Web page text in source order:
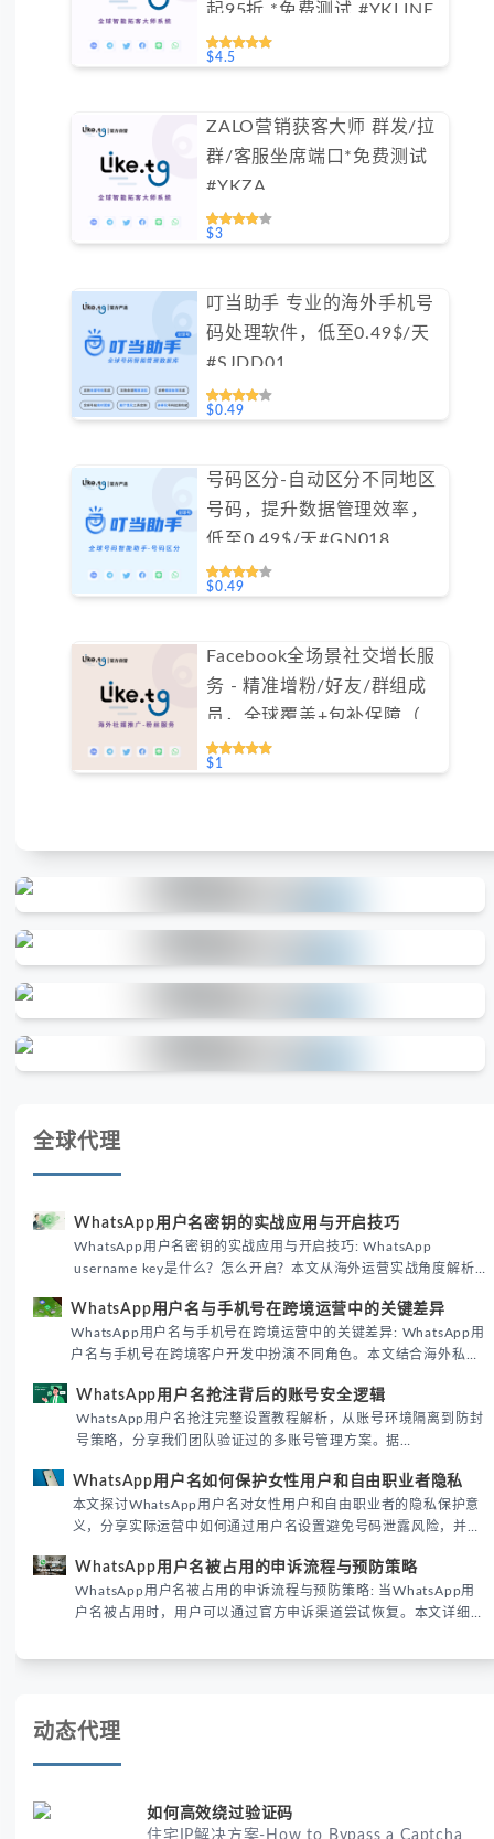
起95折 *免费测试 #YKLINE
$4.5
ZALO营销获客大师 群发/拉
群/客服坐席端口*免费测试
#YKZA
$3
叮当助手 专业的海外手机号
码处理软件，低至0.49$/天
#SJDD01
$0.49
号码区分-自动区分不同地区
号码，提升数据管理效率，
低至0.49$/天#GN018
$0.49
Facebook全场景社交增长服
务 - 精准增粉/好友/群组成
员，全球覆盖+包补保障（不
支持免费测试）
$1
全球代理
WhatsApp用户名密钥的实战应用与开启技巧
WhatsApp用户名密钥的实战应用与开启技巧: WhatsApp
username key是什么？怎么开启？本文从海外运营实战角度解析
境团队高效触达目标客户。
WhatsApp用户名与手机号在跨境运营中的关键差异
WhatsApp用户名与手机号在跨境运营中的关键差异: WhatsApp用
户名与手机号在跨境客户开发中扮演不同角色。本文结合海外私域
际差异，帮助团队优化WhatsApp营销策略。
WhatsApp用户名抢注背后的账号安全逻辑
WhatsApp用户名抢注完整设置教程解析，从账号环境隔离到防封
号策略，分享我们团队验证过的多账号管理方案。据
性直接影响转化率。
WhatsApp用户名如何保护女性用户和自由职业者隐私
本文探讨WhatsApp用户名对女性用户和自由职业者的隐私保护意
义，分享实际运营中如何通过用户名设置避免号码泄露风险，并提
已成为全球数字沟通的首要考量。
WhatsApp用户名被占用的申诉流程与预防策略
WhatsApp用户名被占用的申诉流程与预防策略: 当WhatsApp用
户名被占用时，用户可以通过官方申诉渠道尝试恢复。本文详细解
账号安全。
动态代理
如何高效绕过验证码